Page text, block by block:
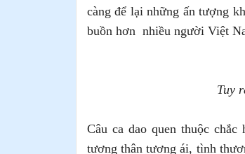
càng để lại những ấn tượng
buồn hơn nhiều người Việt
Tuy
Câu ca dao quen thuộc
tương thân tương ái, tình